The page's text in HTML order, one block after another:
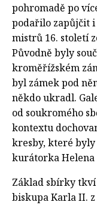
pohromadě po
podařilo zapůjčit
mistrů 16. století
Původně byly
kroměřížském
byl zámek pod
někdo ukradl.
od soukromého
kontextu
kresby, které byly
kurátorka Helena
Základ sbírky
biskupa Karla II.